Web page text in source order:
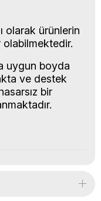
olarak ürünlerin
olabilmektedir.
uygun boyda
ve destek
bir